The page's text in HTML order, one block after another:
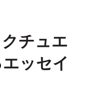
チュエ
ッセイ